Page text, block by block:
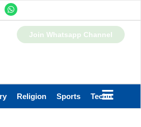
Join Whatsapp Channel
Religion Sports Technology